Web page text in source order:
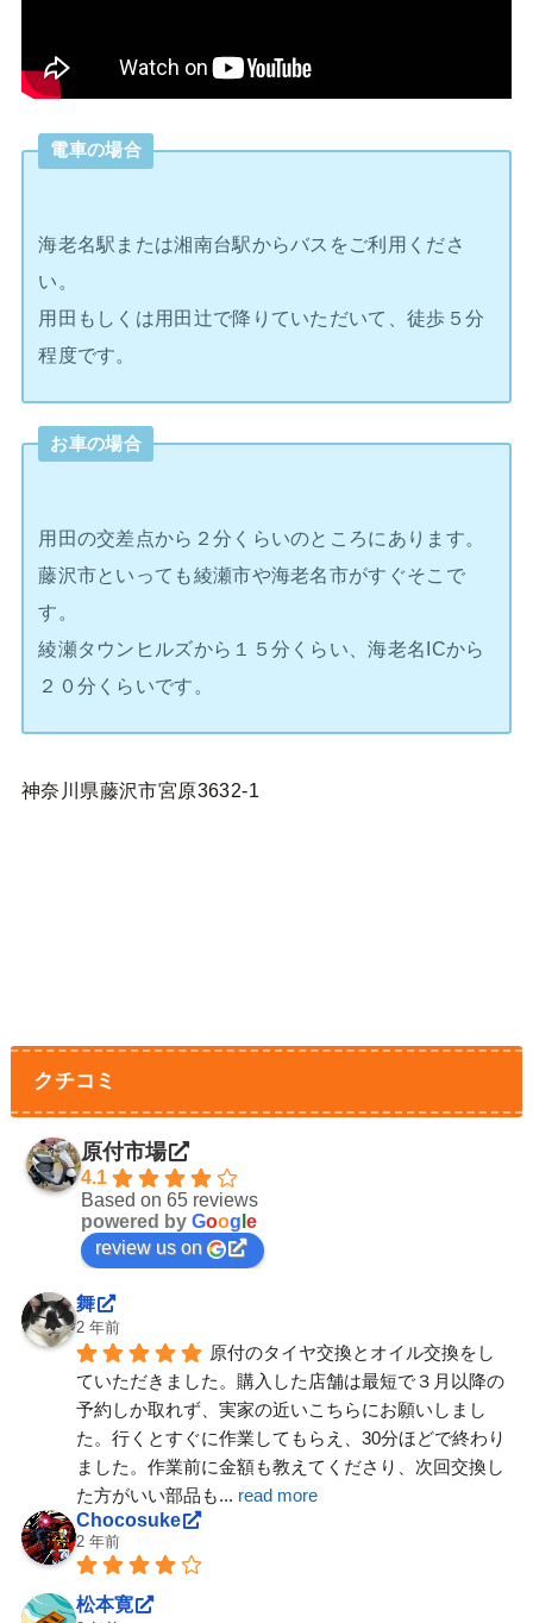
電車の場合
海老名駅または湘南台駅からバスをご利用くださ
い。
用田もしくは用田辻で降りていただいて、徒歩５分
程度です。
お車の場合
用田の交差点から２分くらいのところにあります。
藤沢市といっても綾瀬市や海老名市がすぐそこで
す。
綾瀬タウンヒルズから１５分くらい、海老名ICから
２０分くらいです。
神奈川県藤沢市宮原3632-1
クチコミ
原付市場
4.1
Based on 65 reviews
powered by Goog e
review us on
舞
2 年前
原付のタイヤ交換とオイル交換をし
ていただきました。購入した店舗は最短で３月以降の
予約しか取れず、実家の近いこちらにお願いしまし
た。行くとすぐに作業してもらえ、30分ほどで終わり
ました。作業前に金額も教えてくださり、次回交換し
た方がいい部品も... read more
Chocosuke
2 年前
松本寛